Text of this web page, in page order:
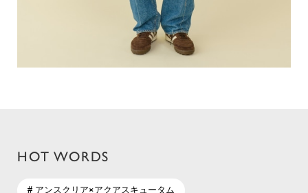
HOT WORDS
# アンスクリア×アクアスキュータム